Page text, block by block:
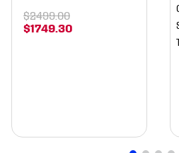
$1749 30
$2499.00